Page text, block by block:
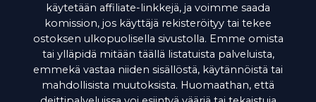
käytetään affiliate-linkkejä, ja voimme saada
komission, jos käyttäjä rekisteröityy tai tekee
ostoksen ulkopuolisella sivustolla. Emme omista
tai ylläpidä mitään täällä listatuista palveluista,
emmekä vastaa niiden sisällöstä, käytännöistä tai
mahdollisista muutoksista. Huomaathan, että